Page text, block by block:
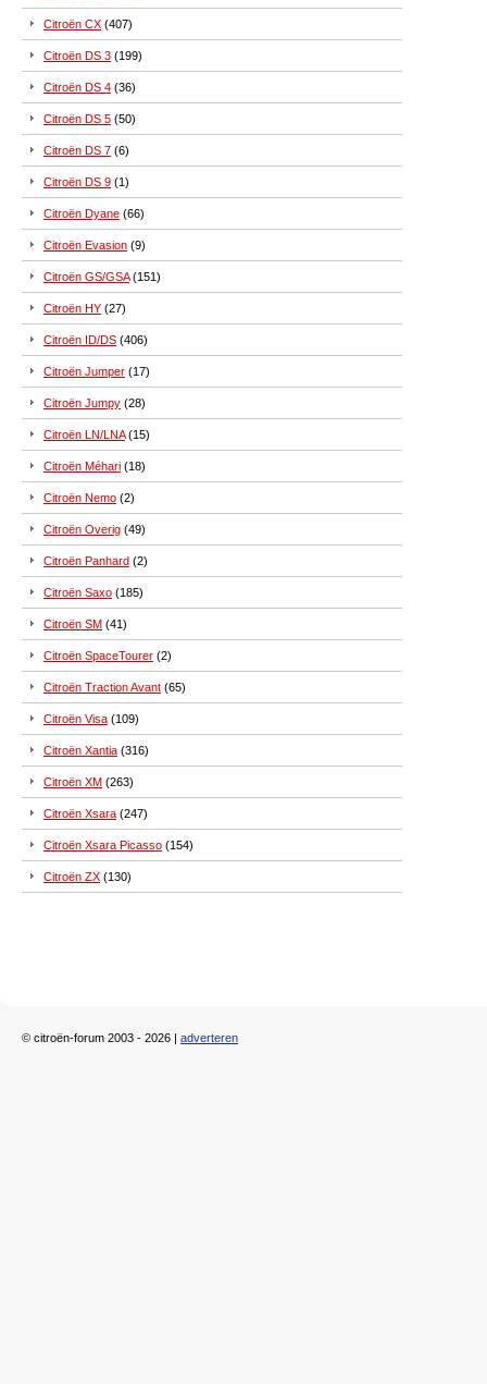
Citroën CX (407)
Citroën DS 3 (199)
Citroën DS 4 (36)
Citroën DS 5 (50)
Citroën DS 7 (6)
Citroën DS 9 (1)
Citroën Dyane (66)
Citroën Evasion (9)
Citroën GS/GSA(151)
Citroën HY (27)
Citroën ID/DS (406)
Citroën Jumper (17)
Citroën Jumpy (28)
Citroën LN/LNA(15)
Citroën Méhari (18)
Citroën Nemo (2)
Citroën Overig (49)
Citroën Panhard (2)
Citroën Saxo (185)
Citroën SM (41)
Citroën SpaceTourer (2)
Citroën Traction Avant (65)
Citroën Visa (109)
Citroën Xantia (316)
Citroën XM (263)
Citroën Xsara (247)
Citroën Xsara Picasso (154)
Citroën ZX (130)
© citroën-forum 2003 - 2026 | adverteren